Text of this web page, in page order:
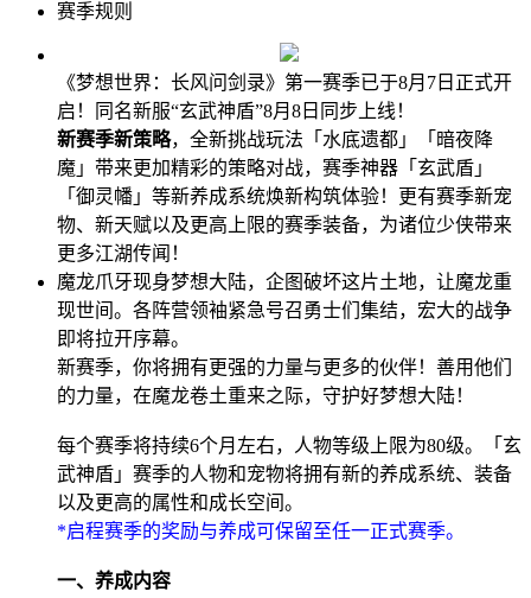
赛季规则
《梦想世界：长风问剑录》第一赛季已于8月7日正式开
启！同名新服“玄武神盾”8月8日同步上线！
新赛季新策略，全新挑战玩法「水底遗都」「暗夜降
魔」带来更加精彩的策略对战，赛季神器「玄武盾」
「御灵幡」等新养成系统焕新构筑体验！更有赛季新宠
物、新天赋以及更高上限的赛季装备，为诸位少侠带来
更多江湖传闻！
魔龙爪牙现身梦想大陆，企图破坏这片土地，让魔龙重
现世间。各阵营领袖紧急号召勇士们集结，宏大的战争
即将拉开序幕。
新赛季，你将拥有更强的力量与更多的伙伴！善用他们
的力量，在魔龙卷土重来之际，守护好梦想大陆！
每个赛季将持续6个月左右，人物等级上限为80级。「玄
武神盾」赛季的人物和宠物将拥有新的养成系统、装备
以及更高的属性和成长空间。
*启程赛季的奖励与养成可保留至任一正式赛季。
一、养成内容